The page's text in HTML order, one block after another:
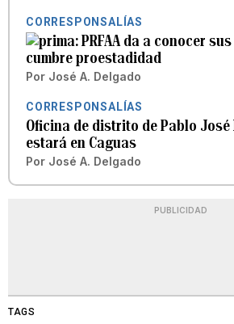
CORRESPONSALÍAS
PRFAA da a conocer
cumbre proestadidad
Por José A. Delgado
CORRESPONSALÍAS
Oficina de distrito de Pablo José
estará en Caguas
Por José A. Delgado
PUBLICIDAD
TAGS